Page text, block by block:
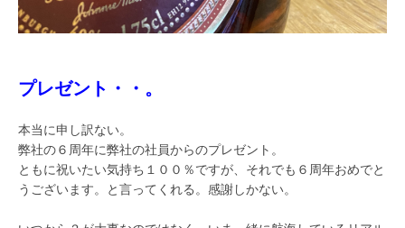
プレゼント・・。
本当に申し訳ない。
弊社の６周年に弊社の社員からのプレゼント。
ともに祝いたい気持ち１００％ですが、それでも６周年おめでと
うございます。と言ってくれる。感謝しかない。